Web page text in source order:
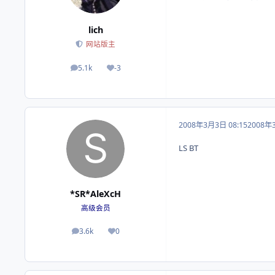
lich
网站版主
5.1k
帖子 -3
荣誉积分
*SR*AleXcH
高级会员
3.6k
帖子 0
荣誉积分
2008年3月3日 08:152008年
LS BT